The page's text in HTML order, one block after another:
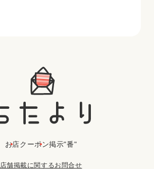
お店クーポン掲示"番"
店舗掲載に関するお問合せ